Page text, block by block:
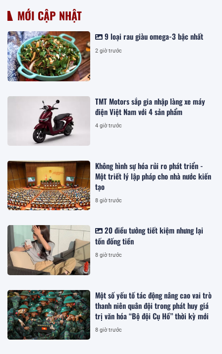
MỚI CẬP NHẬT
9 loại rau giàu omega-3 bậc nhất
2 giờ trước
TMT Motors sắp gia nhập làng xe máy
điện Việt Nam với 4 sản phẩm
4 giờ trước
Không hình sự hóa rủi ro phát triển -
Một triết lý lập pháp cho nhà nước kiến
tạo
8 giờ trước
20 điều tưởng tiết kiệm nhưng lại
tốn đống tiền
8 giờ trước
Một số yếu tố tác động nâng cao vai trò
thanh niên quân đội trong phát huy giá
trị văn hóa “Bộ đội Cụ Hồ” thời kỳ mới
8 giờ trước